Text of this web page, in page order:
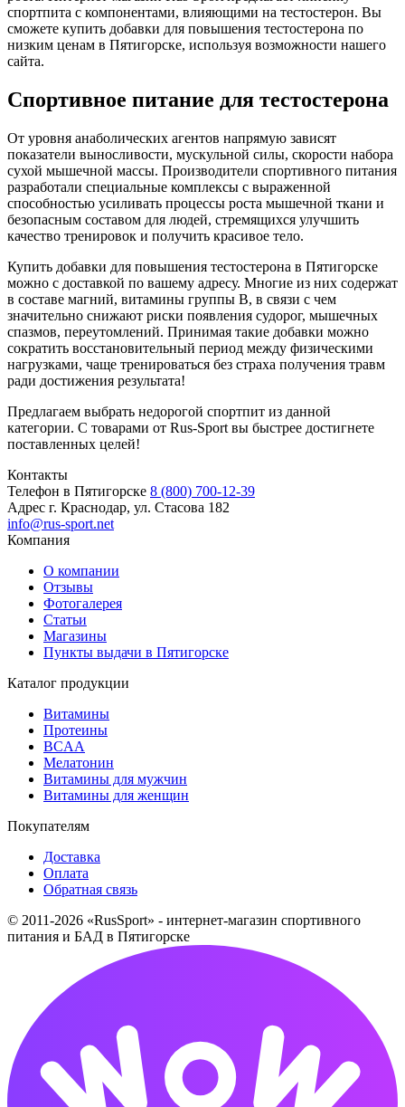
спортпита с компонентами, влияющими на тестостерон. Вы
сможете купить добавки для повышения тестостерона по
низким ценам в Пятигорске, используя возможности нашего
сайта.
Спортивное питание для тестостерона
От уровня анаболических агентов напрямую зависят
показатели выносливости, мускульной силы, скорости набора
сухой мышечной массы. Производители спортивного питания
разработали специальные комплексы с выраженной
способностью усиливать процессы роста мышечной ткани и
безопасным составом для людей, стремящихся улучшить
качество тренировок и получить красивое тело.
Купить добавки для повышения тестостерона в Пятигорске
можно с доставкой по вашему адресу. Многие из них содержат
в составе магний, витамины группы В, в связи с чем
значительно снижают риски появления судорог, мышечных
спазмов, переутомлений. Принимая такие добавки можно
сократить восстановительный период между физическими
нагрузками, чаще тренироваться без страха получения травм
ради достижения результата!
Предлагаем выбрать недорогой спортпит из данной
категории. С товарами от Rus-Sport вы быстрее достигнете
поставленных целей!
Контакты
Телефон в Пятигорске 8 (800) 700-12-39
Адрес г. Краснодар, ул. Стасова 182
info@rus-sport.net
Компания
О компании
Отзывы
Фотогалерея
Статьи
Магазины
Пункты выдачи в Пятигорске
Каталог продукции
Витамины
Протеины
BCAA
Мелатонин
Витамины для мужчин
Витамины для женщин
Покупателям
Доставка
Оплата
Обратная связь
© 2011-2026 «RusSport» - интернет-магазин спортивного
питания и БАД в Пятигорске